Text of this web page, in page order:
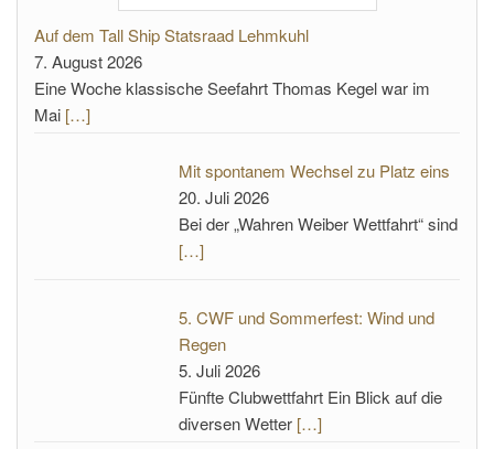
Auf dem Tall Ship Statsraad Lehmkuhl
7. August 2026
Eine Woche klassische Seefahrt Thomas Kegel war im
Mai […]
Mit spontanem Wechsel zu Platz eins
20. Juli 2026
Bei der „Wahren Weiber Wettfahrt“ sind
[…]
5. CWF und Sommerfest: Wind und
Regen
5. Juli 2026
Fünfte Clubwettfahrt Ein Blick auf die
diversen Wetter […]